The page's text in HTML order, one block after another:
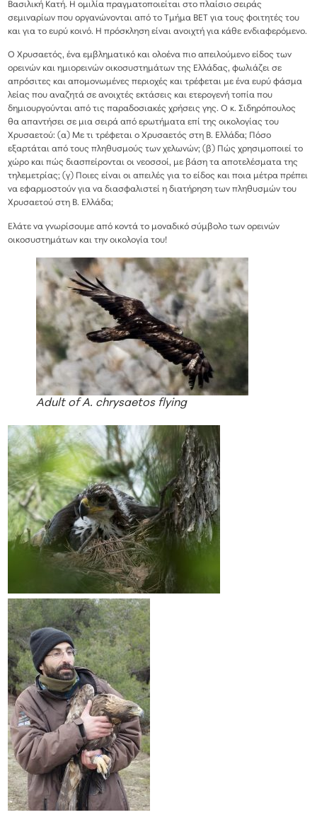
Βασιλική Κατή. Η ομιλία πραγματοποιείται στο πλαίσιο σειράς
σεμιναρίων που οργανώνονται από το Τμήμα ΒΕΤ για τους φοιτητές του
και για το ευρύ κοινό. Η πρόσκληση είναι ανοιχτή για κάθε ενδιαφερόμενο.
Ο Χρυσαετός, ένα εμβληματικό και ολοένα πιο απειλούμενο είδος των
ορεινών και ημιορεινών οικοσυστημάτων της Ελλάδας, φωλιάζει σε
απρόσιτες και απομονωμένες περιοχές και τρέφεται με ένα ευρύ φάσμα
λείας που αναζητά σε ανοιχτές εκτάσεις και ετερογενή τοπία που
δημιουργούνται από τις παραδοσιακές χρήσεις γης. Ο κ. Σιδηρόπουλος
θα απαντήσει σε μια σειρά από ερωτήματα επί της οικολογίας του
Χρυσαετού: (α) Με τι τρέφεται ο Χρυσαετός στη Β. Ελλάδα; Πόσο
εξαρτάται από τους πληθυσμούς των χελωνών; (β) Πώς χρησιμοποιεί το
χώρο και πώς διασπείρονται οι νεοσσοί, με βάση τα αποτελέσματα της
τηλεμετρίας; (γ) Ποιες είναι οι απειλές για το είδος και ποια μέτρα πρέπει
να εφαρμοστούν για να διασφαλιστεί η διατήρηση των πληθυσμών του
Χρυσαετού στη Β. Ελλάδα;
Ελάτε να γνωρίσουμε από κοντά το μοναδικό σύμβολο των ορεινών
οικοσυστημάτων και την οικολογία του!
Adult of A. chrysaetos flying